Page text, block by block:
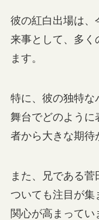
彼の紅白出場は、
来事として、多く
ます。
特に、彼の独特な
舞台でどのよう
者から大きな期待
また、兄である
ついても注目が集
関心が高まってい